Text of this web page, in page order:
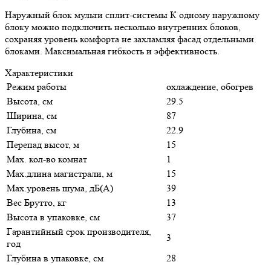
Наружный блок мульти сплит-системы К одному наружному
блоку можно подключить несколько внутренних блоков,
сохраняя уровень комфорта не захламляя фасад отдельными
блоками. Максимальная гибкость и эффективность.
Характеристики
Режим работы
охлаждение, обогрев
Высота, см
29.5
Ширина, см
87
Глубина, см
22.9
Перепад высот, м
15
Max. кол-во комнат
1
Max.длина магистрали, м
15
Max.уровень шума, дБ(А)
39
Вес Брутто, кг
13
Высота в упаковке, см
37
Гарантийный срок производителя,
год
3
Глубина в упаковке, см
28